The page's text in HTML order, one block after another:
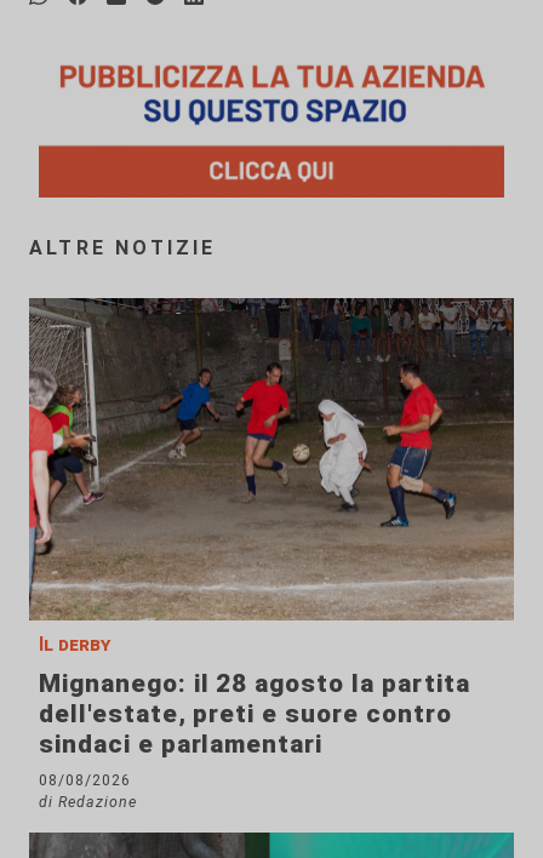
ALTRE NOTIZIE
Il derby
Mignanego: il 28 agosto la partita
dell'estate, preti e suore contro
sindaci e parlamentari
08/08/2026
di Redazione